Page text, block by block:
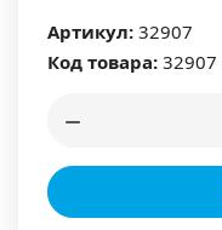
Артикул: 32907
Код товара: 32907